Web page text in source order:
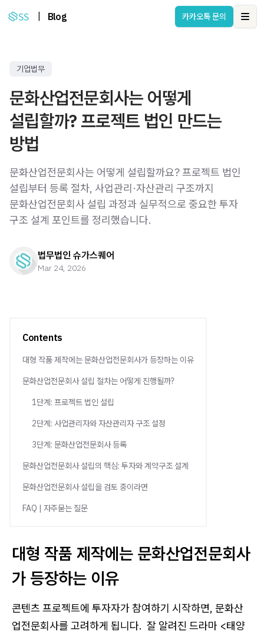
Blog 카카오톡 문의
기업법무
문화산업전문회사는 어떻게
설립할까? 프로젝트 법인 만드는
방법
문화산업전문회사는 어떻게 설립할까요? 프로젝트 법인
설립부터 등록 절차, 사업관리·자산관리 구조까지
문화산업전문회사 설립 과정과 실무적으로 중요한 투자
구조 설계 포인트를 정리했습니다.
법무법인 슈가스퀘어
Mar 24, 2026
Contents
대형 작품 제작에는 문화산업전문회사가 등장하는 이유
문화산업전문회사 설립 절차는 어떻게 진행될까?
1단계: 프로젝트 법인 설립
2단계: 사업관리자와 자산관리자 구조 설정
3단계: 문화산업전문회사 등록
문화산업전문회사 설립의 핵심: 투자와 계약구조 설계
문화산업전문회사 설립을 검토 중이라면
FAQ | 자주묻는 질문
대형 작품 제작에는 문화산업전문회사
가 등장하는 이유
콘텐츠 프로젝트에 투자자가 참여하기 시작하면, 문화산
업전문회사를 고려하게 됩니다. 잘 알려진 드라마 <태양